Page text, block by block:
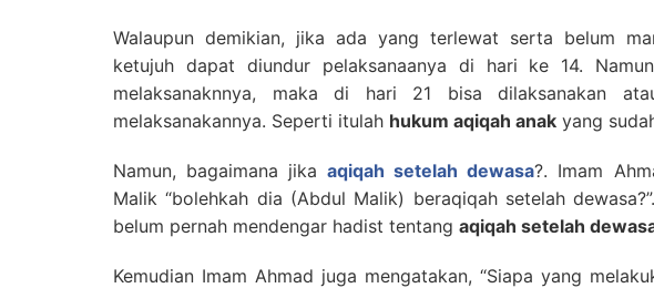
Walaupun demikian, jika ada yang terlewat serta belum
ketujuh dapat diundur pelaksanaanya di hari ke 14.
melaksanaknnya, maka di hari 21 bisa dilaksanakan
melaksanakannya. Seperti itulah hukum aqiqah anak yang
Namun, bagaimana jikaaqiqah setelah dewasa?. Imam
Malik “bolehkah dia (Abdul Malik) beraqiqah setelah
belum pernah mendengar hadist tentang aqiqah setelah
Kemudian Imam Ahmad juga mengatakan, “Siapa yang